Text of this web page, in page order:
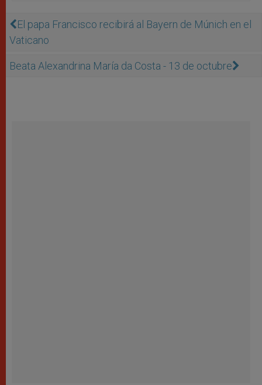
El papa Francisco recibirá al Bayern de Múnich en el
Vaticano
Beata Alexandrina María da Costa - 13 de octubre